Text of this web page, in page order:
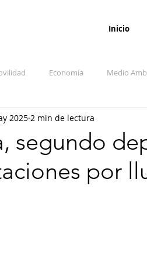
Inicio
Economía Medio
Salud Opinión
y sociedad Denuncia Ciudadana
segundo
por
2025 2 min de lectura